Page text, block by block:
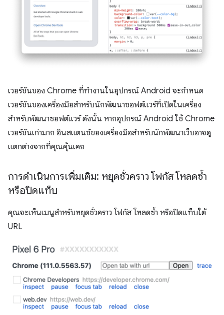
เวอร์ชันของ Chrome ที่ทำงานในอุปกรณ์ Android จะกำหนด
เวอร์ชันของเครื่องมือสำหรับนักพัฒนาซอฟต์แวร์ที่เปิดในเครื่อง
สำหรับพัฒนาซอฟต์แวร์ ดังนั้น หากอุปกรณ์ Android ใช้ Chrome
เวอร์ชันเก่ามาก อินสแตนซ์ของเครื่องมือสำหรับนักพัฒนาเว็บอาจดู
แตกต่างจากที่คุณคุ้นเคย
การดำเนินการเพิ่มเติม: หยุดชั่วคราว โฟกัส โหลดซ้ำ
หรือปิดแท็บ
คุณจะเห็นเมนูสำหรับหยุดชั่วคราว โฟกัส โหลดซ้ำ หรือปิดแท็บใต้
URL